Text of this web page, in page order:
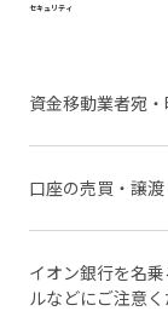
セキュリティ
資金移動業者宛
口座の売買・譲
イオン銀行を名
ルなどにご注意